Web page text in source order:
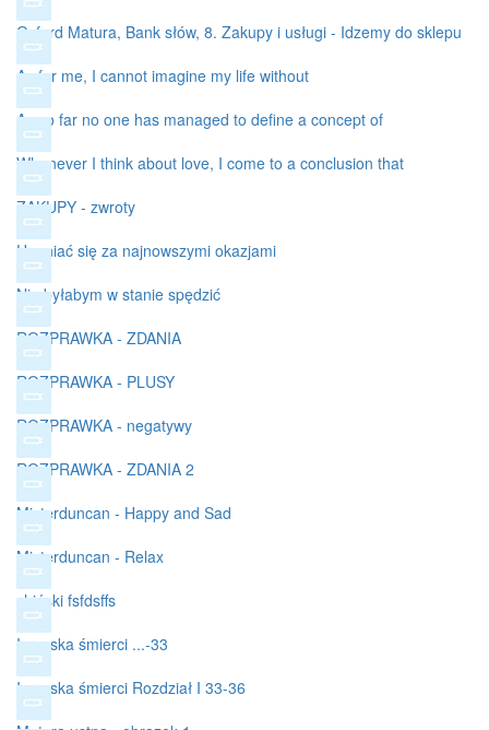
Oxford Matura, Bank słów, 8. Zakupy i usługi - Idzemy do sklepu
As for me, I cannot imagine my life without
As so far no one has managed to define a concept of
Whenever I think about love, I come to a conclusion that
ZAKUPY - zwroty
Uganiać się za najnowszymi okazjami
Nie byłabym w stanie spędzić
ROZPRAWKA - ZDANIA
ROZPRAWKA - PLUSY
ROZPRAWKA - negatywy
ROZPRAWKA - ZDANIA 2
Misterduncan - Happy and Sad
Misterduncan - Relax
chiński fsfdsffs
Igrzyska śmierci ...-33
Igrzyska śmierci Rozdział I 33-36